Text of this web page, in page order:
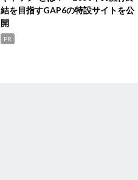
結を目指すGAP6の特設サイトを公
開
PR